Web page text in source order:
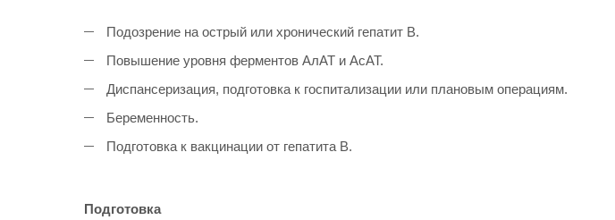
Подозрение на острый или хронический гепатит B.
Повышение уровня ферментов АлАТ и АсАТ.
Диспансеризация, подготовка к госпитализации или плановым операциям.
Беременность.
Подготовка к вакцинации от гепатита B.
Подготовка